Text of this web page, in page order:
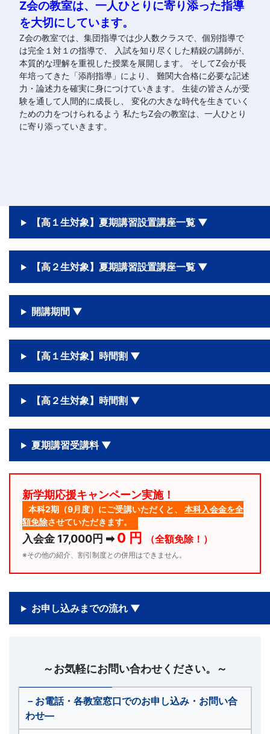
Z会の教室は、一人ひとりに寄り添った指導
を大切にしています。
Z会の教室では、集団指導では少人数クラスで、個別指導で
は完全１対１の指導で、 入試を知り尽くした精鋭の講師が、
本質的な理解を重視した授業を展開します。 そしてZ会が長
年培ってきた「添削指導」により、 難関大合格に必要な記述
力・論述力を確実に身につけていきます。 生徒の皆さんが受
験を通して人間的に成長し、 変化の大きな時代を生きていく
ための力をつけられるよう 私たちZ会の教室は、一人ひとり
に寄り添っていきます。
【高１生対象】夏期講習設置講座一覧 ▼
【高２生対象】夏期講習設置講座一覧 ▼
開講期間 ▼
【高１生対象】時間割 ▼
【高２生対象】時間割 ▼
夏期講習受講料 ▼
新学期応援キャンペーン実施！
本科2期（9月度）にご受講いただくと、 本科入会金を全
額免除させていただきます。
入会金 17,000円 ➡ 0 円 （全額免除！）
※その他の紹介、割引制度との併用はできません。
お申し込みまでの流れ ▼
～お気軽にお問い合わせください。～
－お電話・各教室窓口でのお申し込み・お問い合
わせ―